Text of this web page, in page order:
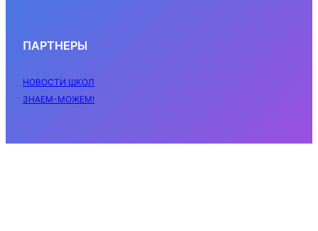
ПАРТНЕРЫ
НОВОСТИ ШКОЛ
ЗНАЕМ-МОЖЕМ!